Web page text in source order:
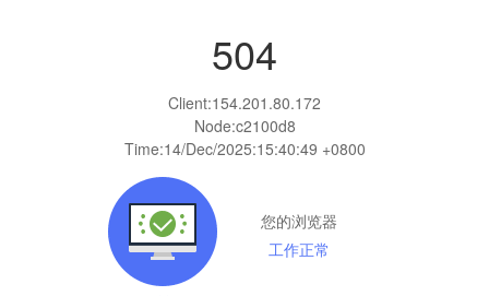
504
Client:154.201.80.172
Node:c2100d8
Time:14/Dec/2025:15:40:49 +0800
您的浏览器
工作正常